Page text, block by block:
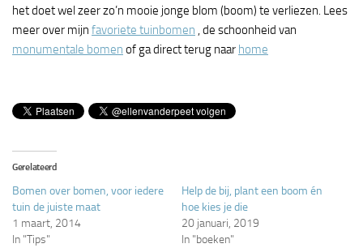
het doet wel zeer zo’n mooie jonge blom (boom) te verliezen. Lees
meer over mijn favoriete tuinbomen , de schoonheid van
monumentale bomen of ga direct terug naar home
Gerelateerd
Bomen over bomen, voor iedere
tuin de juiste maat
1 maart, 2014
In "Tips"
Help de bij, plant een boom én
hoe kies je die
20 januari, 2019
In "boeken"